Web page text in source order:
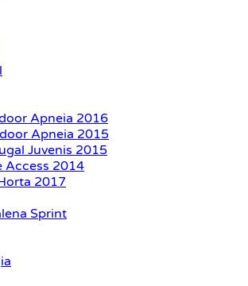
Apneia 2016
Apneia 2015
Juvenis 2015
Access 2014
2017
Sprint